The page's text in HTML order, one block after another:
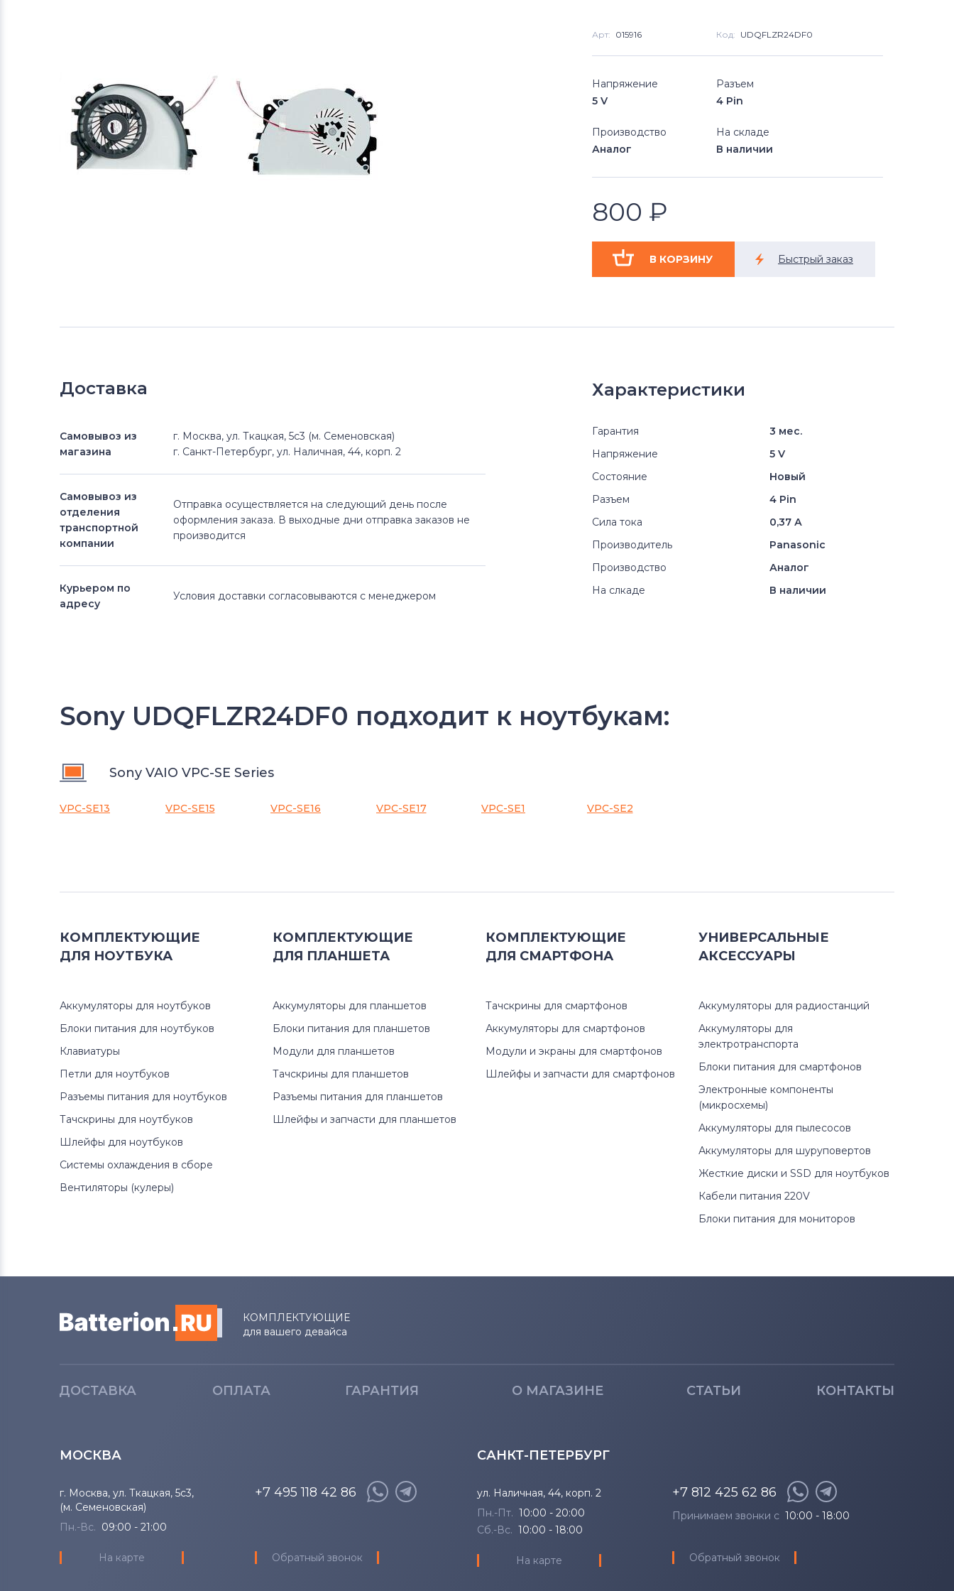
Арт: 015916 Код: UDQFLZR24DF0
Напряжение
5 V
Разъем
4 Pin
Производство
Аналог
На складе
В наличии
800 ₽
Доставка
Самовывоз из
магазина
г. Москва, ул. Ткацкая, 5с3 (м. Семеновская)
г. Санкт-Петербург, ул. Наличная, 44, корп. 2
Самовывоз из
отделения
транспортной
компании
Отправка осуществляется на следующий день после
оформления заказа. В выходные дни отправка заказов не
производится
Курьером по
адресу
Условия доставки согласовываются с менеджером
Характеристики
Гарантия
3 мес.
Напряжение
5 V
Состояние
Новый
Разъем
4 Pin
Сила тока
0,37 А
Производитель
Panasonic
Производство
Аналог
На слкаде
В наличии
Sony UDQFLZR24DF0 подходит к ноутбукам:
Sony VAIO VPC-SE Series
VPC-SE13 VPC-SE15 VPC-SE16 VPC-SE17 VPC-SE1 VPC-SE2
КОМПЛЕКТУЮЩИЕ
ДЛЯ НОУТБУКА
Аккумуляторы для ноутбуков
Блоки питания для ноутбуков
Клавиатуры
Петли для ноутбуков
Разъемы питания для ноутбуков
Тачскрины для ноутбуков
Шлейфы для ноутбуков
Системы охлаждения в сборе
Вентиляторы (кулеры)
КОМПЛЕКТУЮЩИЕ
ДЛЯ ПЛАНШЕТА
Аккумуляторы для планшетов
Блоки питания для планшетов
Модули для планшетов
Тачскрины для планшетов
Разъемы питания для планшетов
Шлейфы и запчасти для планшетов
КОМПЛЕКТУЮЩИЕ
ДЛЯ СМАРТФОНА
Тачскрины для смартфонов
Аккумуляторы для смартфонов
Модули и экраны для смартфонов
Шлейфы и запчасти для смартфонов
УНИВЕРСАЛЬНЫЕ
АКСЕССУАРЫ
Аккумуляторы для радиостанций
Аккумуляторы для
электротранспорта
Блоки питания для смартфонов
Электронные компоненты
(микросхемы)
Аккумуляторы для пылесосов
Аккумуляторы для шуруповертов
Жесткие диски и SSD для ноутбуков
Кабели питания 220V
Блоки питания для мониторов
КОМПЛЕКТУЮЩИЕ
для вашего девайса
ДОСТАВКА ОПЛАТА ГАРАНТИЯ О МАГАЗИНЕ СТАТЬИ КОНТАКТЫ
МОСКВА
г. Москва, ул. Ткацкая, 5с3,
(м. Семеновская)
Пн.-Вс. 09:00 - 21:00
На карте
+7 495 118 42 86
Обратный звонок
САНКТ-ПЕТЕРБУРГ
ул. Наличная, 44, корп. 2
Пн.-Пт. 10:00 - 20:00
Сб.-Вс. 10:00 - 18:00
На карте
+7 812 425 62 86
Принимаем звонки с 10:00 - 18:00
Обратный звонок